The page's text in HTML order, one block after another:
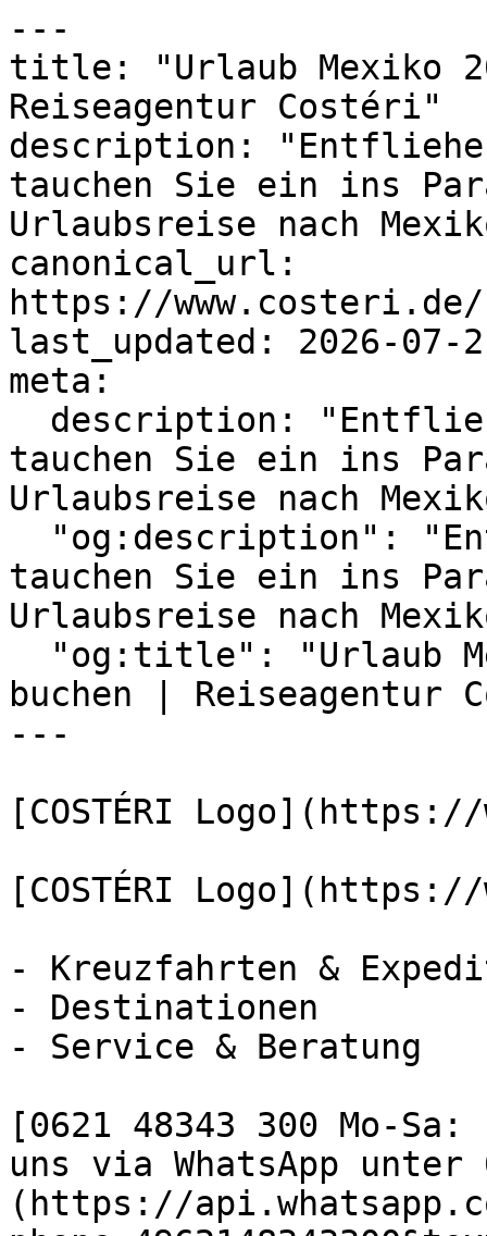
---
title: "Urlaub Mexiko
Reiseagentur Costéri"
description:
tauchen Sie ein ins
Urlaubsreise nach
canonical_url:
https://
last_updated: 2026-07-
meta:
tauchen Sie ein ins
Urlaubsreise nach
tauchen Sie ein ins
Urlaubsreise nach
buchen | Reiseagentur
---
[COSTÉRI
[COSTÉRI
- Kreuzfahrten &
- Destinationen
- Service & Beratung
[0621 48343 300 Mo-
uns via WhatsApp unter
(https://